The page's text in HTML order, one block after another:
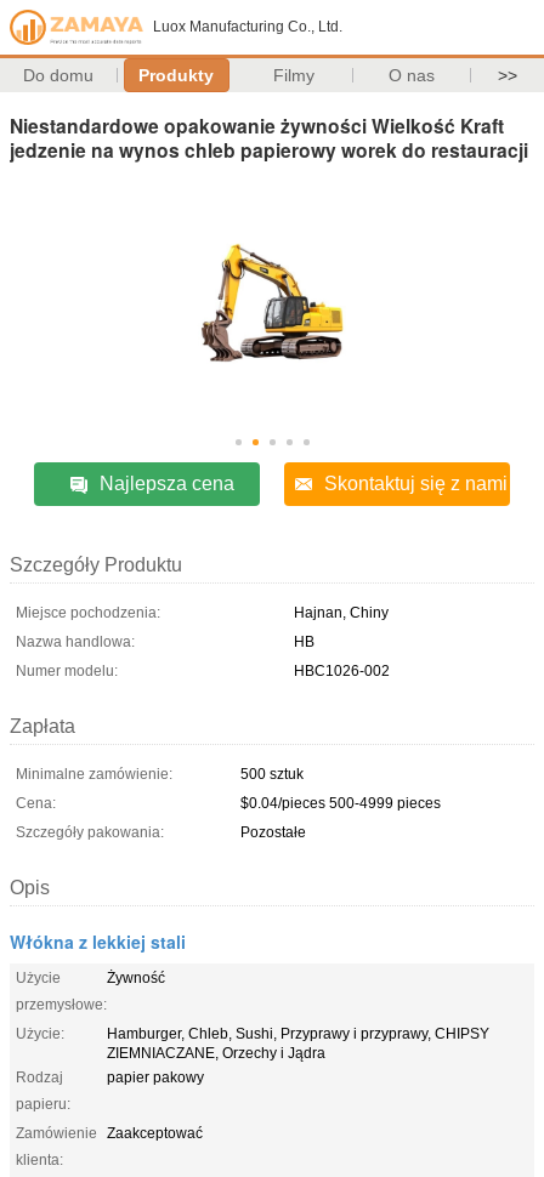
Luox Manufacturing Co., Ltd.
Do domu Produkty Filmy O nas >>
Niestandardowe opakowanie żywności Wielkość Kraft
jedzenie na wynos chleb papierowy worek do restauracji
Najlepsza cena Skontaktuj się z nami
Szczegóły Produktu
Miejsce pochodzenia:
Hajnan, Chiny
Nazwa handlowa:
HB
Numer modelu:
HBC1026-002
Zapłata
Minimalne zamówienie:
500 sztuk
Cena:
$0.04/pieces 500-4999 pieces
Szczegóły pakowania:
Pozostałe
Opis
Włókna z lekkiej stali
Użycie
przemysłowe:
Żywność
Użycie:
Hamburger, Chleb, Sushi, Przyprawy i przyprawy, CHIPSY
ZIEMNIACZANE, Orzechy i Jądra
Rodzaj
papieru:
papier pakowy
Zamówienie
klienta:
Zaakceptować